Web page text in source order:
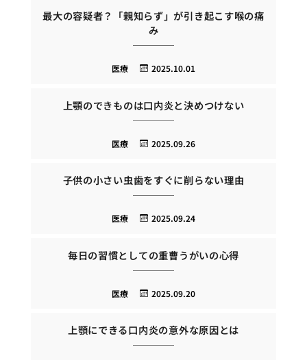
最大の容疑者？「親知らず」が引き起こす喉の痛
み
2025.10.01
医療
上顎のできものは口内炎と決めつけない
2025.09.26
医療
子供の小さい虫歯をすぐに削らない理由
2025.09.24
医療
毎日の習慣としての重曹うがいの心得
2025.09.20
医療
上顎にできる口内炎の意外な原因とは